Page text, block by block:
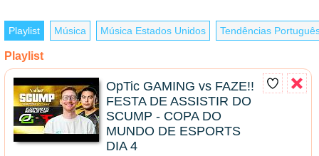
Playlist Música Música Estados Unidos Tendências
Playlist
OpTic GAMING vs FAZE!!
FESTA DE ASSISTIR DO
SCUMP - COPA DO
MUNDO DE ESPORTS
DIA 4